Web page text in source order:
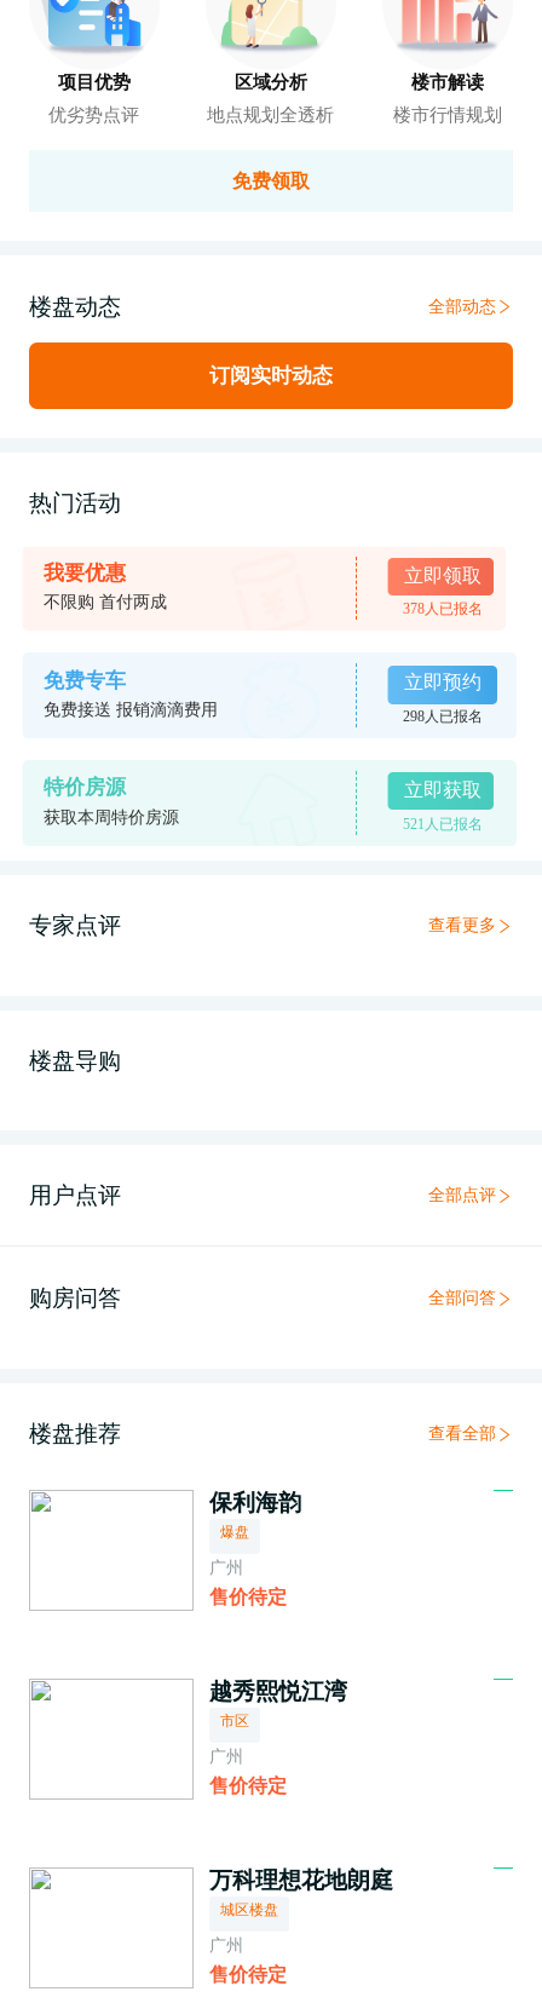
项目优势
优劣势点评
区域分析
地点规划全透析
楼市解读
楼市行情规划
免费领取
楼盘动态 全部动态
订阅实时动态
热门活动
我要优惠
不限购 首付两成
立即领取
378人已报名
免费专车
免费接送 报销滴滴费用
立即预约
298人已报名
特价房源
获取本周特价房源
立即获取
521人已报名
专家点评 查看更多
楼盘导购
用户点评 全部点评
购房问答 全部问答
楼盘推荐 查看全部
保利海韵
爆盘
广州
售价待定
越秀熙悦江湾
市区
广州
售价待定
万科理想花地朗庭
城区楼盘
广州
售价待定